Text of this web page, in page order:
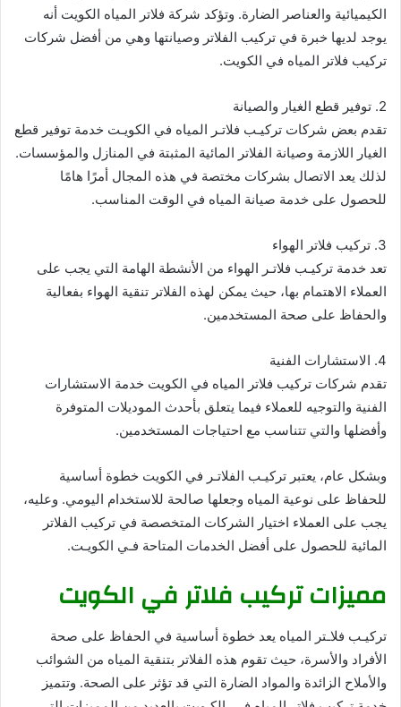
الكيميائية والعناصر الضارة. وتؤكد شركة فلاتر المياه الكويت أنه
يوجد لديها خبرة في تركيب الفلاتر وصيانتها وهي من أفضل شركات
تركيب فلاتر المياه في الكويت.
2. توفير قطع الغيار والصيانة
تقدم بعض شركات تركيـب فلاتـر المياه في الكويـت خدمة توفير قطع
الغيار اللازمة وصيانة الفلاتر المائية المثبتة في المنازل والمؤسسات.
لذلك يعد الاتصال بشركات مختصة في هذه المجال أمرًا هامًا
للحصول على خدمة صيانة المياه في الوقت المناسب.
3. تركيب فلاتر الهواء
تعد خدمة تركيـب فلاتـر الهواء من الأنشطة الهامة التي يجب على
العملاء الاهتمام بها، حيث يمكن لهذه الفلاتر تنقية الهواء بفعالية
والحفاظ على صحة المستخدمين.
4. الاستشارات الفنية
تقدم شركات تركيب فلاتر المياه في الكويت خدمة الاستشارات
الفنية والتوجيه للعملاء فيما يتعلق بأحدث الموديلات المتوفرة
وأفضلها والتي تتناسب مع احتياجات المستخدمين.
وبشكل عام، يعتبر تركيـب الفلاتـر في الكويت خطوة أساسية
للحفاظ على نوعية المياه وجعلها صالحة للاستخدام اليومي. وعليه،
يجب على العملاء اختيار الشركات المتخصصة في تركيب الفلاتر
المائية للحصول على أفضل الخدمات المتاحة فـي الكويـت.
مميزات تركيب فلاتر في الكويت
تركيـب فلاـتر المياه يعد خطوة أساسية في الحفاظ على صحة
الأفراد والأسرة، حيث تقوم هذه الفلاتر بتنقية المياه من الشوائب
والأملاح الزائدة والمواد الضارة التي قد تؤثر على الصحة. وتتميز